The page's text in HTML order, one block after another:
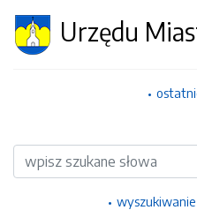
Urzędu
Wyszukiwarka